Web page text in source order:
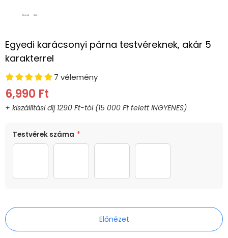
Egyedi karácsonyi párna testvéreknek, akár 5
karakterrel
7 vélemény
6,990 Ft
SZÍN
Testvérek száma *
Előnézet